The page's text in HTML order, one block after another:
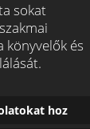
sokat
könyvelők és
hoz